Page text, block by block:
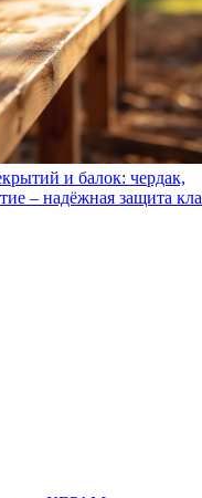
и балок: чердак,
– надёжная защита